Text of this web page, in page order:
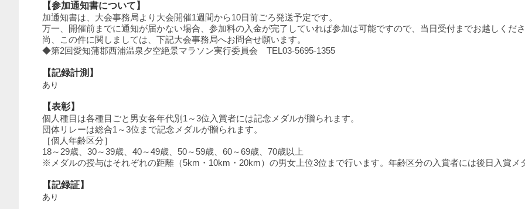
【参加通知書について】
加通知書は、大会事務局より大会開催1週間から10日前ごろ発送予定です。
万一、開催前までに通知が届かない場合、参加料の入金が完了していれば参加は可能ですので、当日受付までお越しくださ
尚、この件に関しましては、下記大会事務局へお問合せ願います。
◆第2回愛知蒲郡西浦温泉夕空絶景マラソン実行委員会 TEL03-5695-1355
【記録計測】
あり
【表彰】
個人種目は各種目ごと男女各年代別1～3位入賞者には記念メダルが贈られます。
団体リレーは総合1～3位まで記念メダルが贈られます。
［個人年齢区分］
18～29歳、30～39歳、40～49歳、50～59歳、60～69歳、70歳以上
※メダルの授与はそれぞれの距離（5km・10km・20km）の男女上位3位まで行います。年齢区分の入賞者には後日入賞メ
【記録証】
あり